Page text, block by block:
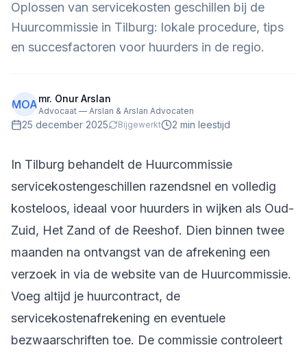
🇷🇴 Română
Gratis Advies
Oplossen van servicekosten geschillen bij de
Huurcommissie in Tilburg: lokale procedure, tips
en succesfactoren voor huurders in de regio.
MOAmr. Onur Arslan
Advocaat — Arslan & Arslan Advocaten
25 december 2025 Bijgewerkt 2 min leestijd
In Tilburg behandelt de Huurcommissie
servicekostengeschillen razendsnel en volledig
kosteloos, ideaal voor huurders in wijken als Oud-
Zuid, Het Zand of de Reeshof. Dien binnen twee
maanden na ontvangst van de afrekening een
verzoek in via de website van de Huurcommissie.
Voeg altijd je huurcontract, de
servicekostenafrekening en eventuele
bezwaarschriften toe. De commissie controleert